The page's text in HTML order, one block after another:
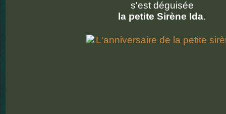
s'est déguisée
la petite Sirène Ida.